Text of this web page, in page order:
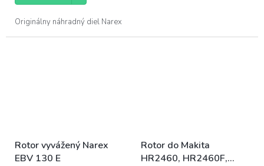
Originálny náhradný diel Narex
Rotor vyvážený Narex
EBV 130 E
Rotor do Makita
HR2460, HR2460F,